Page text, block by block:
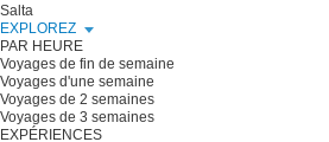
Salta
EXPLOREZ
PAR HEURE
Voyages de fin de semaine
Voyages d'une semaine
Voyages de 2 semaines
Voyages de 3 semaines
EXPÉRIENCES